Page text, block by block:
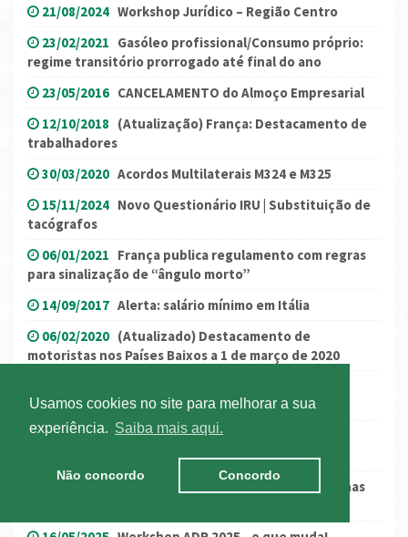
Usamos cookies no site para melhorar a sua
experiência.
Saiba mais aqui.
Não concordo Concordo
21/08/2024 Workshop Jurídico – Região Centro
23/02/2021 Gasóleo profissional/Consumo próprio:
regime transitório prorrogado até final do ano
23/05/2016 CANCELAMENTO do Almoço Empresarial
12/10/2018 (Atualização) França: Destacamento de
trabalhadores
30/03/2020 Acordos Multilaterais M324 e M325
15/11/2024 Novo Questionário IRU | Substituição de
tacógrafos
06/01/2021 França publica regulamento com regras
para sinalização de “ângulo morto”
14/09/2017 Alerta: salário mínimo em Itália
06/02/2020 (Atualizado) Destacamento de
motoristas nos Países Baixos a 1 de março de 2020
Brasília
16/07/2025 Projeto Dinamizar 2025 | Inscrições
Novo regime modular de descontos nas